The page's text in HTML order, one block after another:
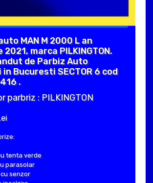
MAN M 2000 L an
marca PILKINGTON.
de Parbiz Auto
Bucuresti SECTOR 6 cod
.
parbriz : PILKINGTON
tenta verde
parasolar
senzor